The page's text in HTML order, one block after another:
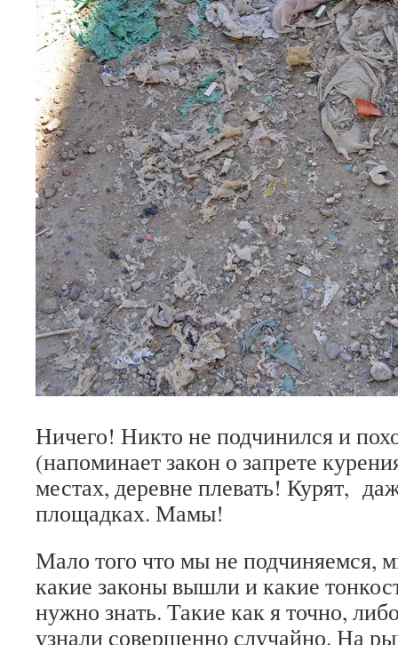
Ничего! Никто не подчинился и
(напоминает закон о запрете
местах, деревне плевать! Курят,
площадках. Мамы!
Мало того что мы не подчиняемся,
какие законы вышли и какие
нужно знать. Такие как я точно,
узнали совершенно случайно. На